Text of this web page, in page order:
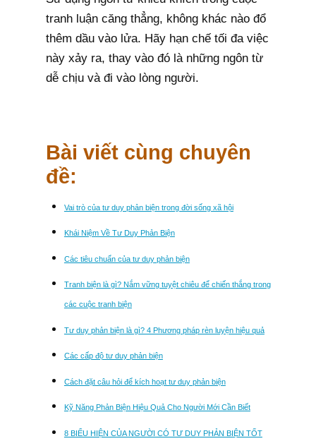
tranh luận căng thẳng, không khác nào đổ
thêm dầu vào lửa. Hãy hạn chế tối đa việc
này xảy ra, thay vào đó là những ngôn từ
dễ chịu và đi vào lòng người.
Bài viết cùng chuyên
đề:
Vai trò của tư duy phản biện trong đời sống xã hội
Khái Niệm Về Tư Duy Phản Biện
Các tiêu chuẩn của tư duy phản biện
Tranh biện là gì? Nắm vững tuyệt chiêu để chiến thắng trong
các cuộc tranh biện
Tư duy phản biện là gì? 4 Phương pháp rèn luyện hiệu quả
Các cấp độ tư duy phản biện
Cách đặt câu hỏi để kích hoạt tư duy phản biện
Kỹ Năng Phản Biện Hiệu Quả Cho Người Mới Cần Biết
8 BIỂU HIỆN CỦA NGƯỜI CÓ TƯ DUY PHẢN BIỆN TỐT